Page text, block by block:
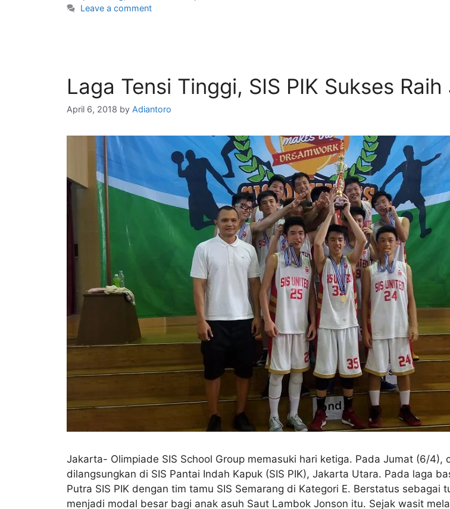
Leave a comment
Laga Tensi Tinggi, SIS PIK Sukses
April 6, 2018 by Adiantoro
Jakarta- Olimpiade SIS School Group memasuki hari ketiga. Pada Jumat (6/4),
dilangsungkan di SIS Pantai Indah Kapuk (SIS PIK), Jakarta Utara. Pada laga
Putra SIS PIK dengan tim tamu SIS Semarang di Kategori E. Berstatus
menjadi modal besar bagi anak asuh Saut Lambok Jonson itu. Sejak wasit